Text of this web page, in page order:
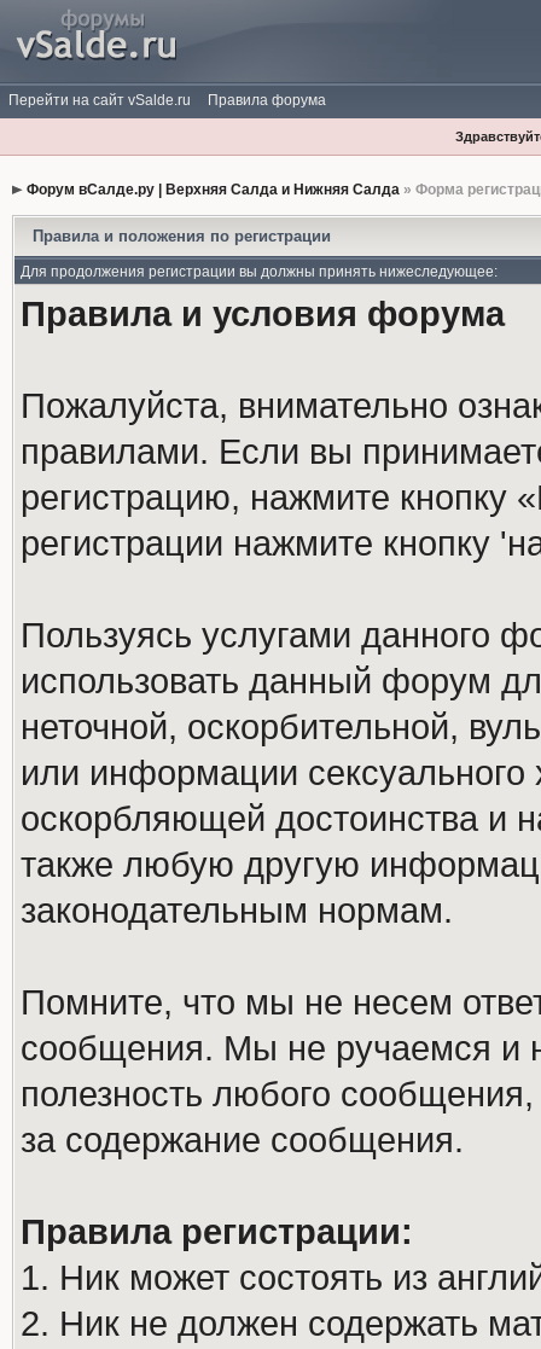
Перейти на сайт vSalde.ru Правила форума
Форум вСалде.ру | Верхняя Салда и Нижняя Салда» Форма
Правила и положения по регистрации
Для продолжения регистрации вы должны принять нижеследующее:
Правила и условия форума
Пожалуйста, внимательно
правилами. Если вы
регистрацию, нажмите кнопку
регистрации нажмите кнопку
Пользуясь услугами данного
использовать данный форум
неточной, оскорбительной,
или информации
оскорбляющей достоинства и
также любую другую
законодательным нормам.
Помните, что мы не несем
сообщения. Мы не ручаемся и
полезность любого
за содержание сообщения.
Правила регистрации:
1. Ник может состоять из
2. Ник не должен содержать